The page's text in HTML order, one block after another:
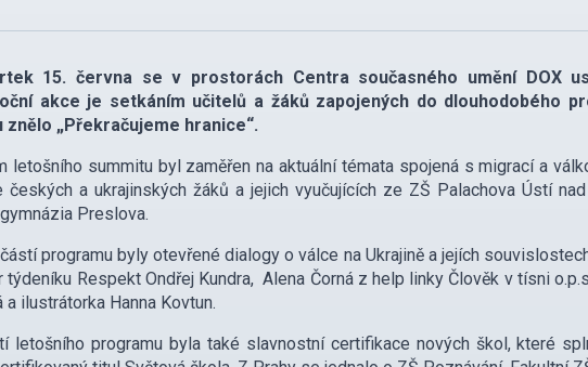
15. června se v prostorách Centra současného umění DOX
akce je setkáním učitelů a žáků zapojených do dlouhodobého
znělo „Překračujeme hranice“.
letošního summitu byl zaměřen na aktuální témata spojená s migrací a
českých a ukrajinských žáků a jejich vyučujících ze ZŠ Palachova Ústí
Preslova.
programu byly otevřené dialogy o válce na Ukrajině a jejích
týdeníku Respekt Ondřej Kundra, Alena Čorná z help linky Člověk v tísni
a ilustrátorka Hanna Kovtun.
letošního programu byla také slavnostní certifikace nových škol, které